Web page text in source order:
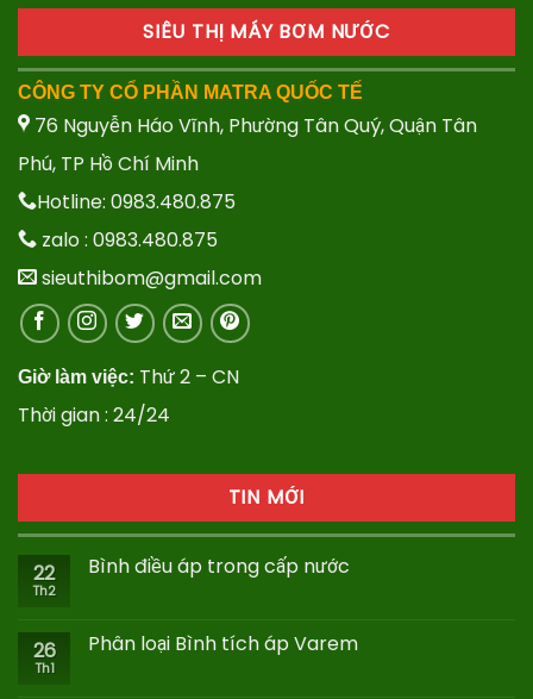
SIÊU THỊ MÁY BƠM NƯỚC
CÔNG TY CỔ PHẦN MATRA QUỐC TẾ
76 Nguyễn Háo Vĩnh, Phường Tân Quý, Quận Tân
Phú, TP Hồ Chí Minh
Hotline: 0983.480.875
zalo : 0983.480.875
sieuthibom@gmail.com
Giờ làm việc: Thứ 2 – CN
Thời gian : 24/24
TIN MỚI
22
Th2
Bình điều áp trong cấp nước
26
Th1
Phân loại Bình tích áp Varem